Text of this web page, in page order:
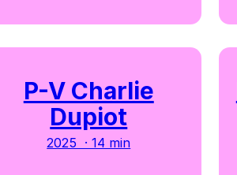
P-V Charlie
Dupiot
2025 · 14 min